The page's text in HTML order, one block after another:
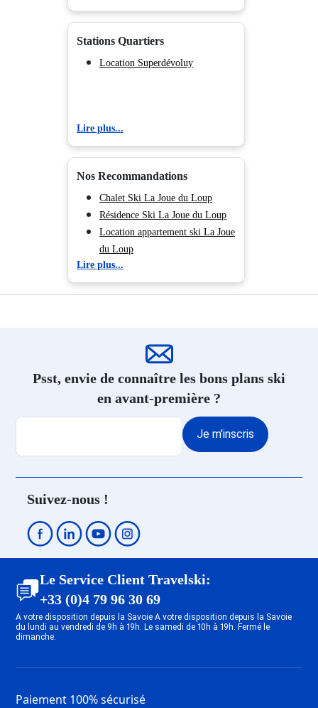
Location Serre Chevalier 1500 -
Location Serre Chevalier 1200 -
Briançon
Chantemerle
Location Isola 2000
Location La Foux d'Allos
Location Praloup
Location Montgenèvre
Location Puy Saint Vincent
Stations Quartiers
Location Superdévoluy
Lire plus...
Nos Recommandations
Chalet Ski La Joue du Loup
Résidence Ski La Joue du Loup
Location appartement ski La Joue
du Loup
Lire plus...
Psst, envie de connaître les bons plans ski
en avant-première ?
Je m'inscris
Suivez-nous !
Le Service Client Travelski:
+33 (0)4 79 96 30 69
A votre disposition depuis la Savoie A votre disposition depuis la Savoie
du lundi au vendredi de 9h à 19h. Le samedi de 10h à 19h. Fermé le
dimanche.
Paiement 100% sécurisé